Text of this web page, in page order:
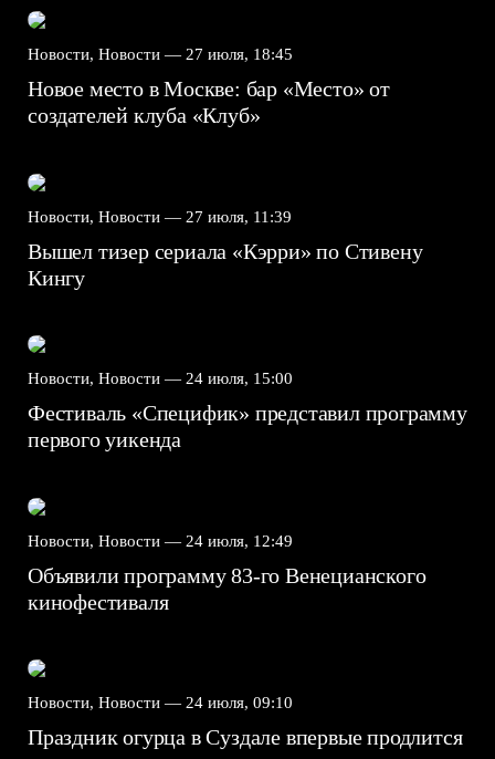
Новости, Новости — 27 июля, 18:45
Новое место в Москве: бар «Место» от
создателей клуба «Клуб»
Новости, Новости — 27 июля, 11:39
Вышел тизер сериала «Кэрри» по Стивену
Кингу
Новости, Новости — 24 июля, 15:00
Фестиваль «Специфик» представил программу
первого уикенда
Новости, Новости — 24 июля, 12:49
Объявили программу 83-го Венецианского
кинофестиваля
Новости, Новости — 24 июля, 09:10
Праздник огурца в Суздале впервые продлится